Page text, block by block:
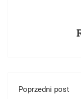
Poprzedni post